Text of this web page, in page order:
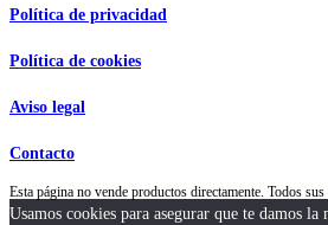
Política de privacidad
Política de cookies
Aviso legal
Contacto
Esta página no vende productos directamente. Todos
Usamos cookies para asegurar que te damos